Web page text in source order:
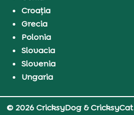
Croația
Grecia
Polonia
Slovacia
Slovenia
Ungaria
© 2026 CricksyDog & CricksyCat